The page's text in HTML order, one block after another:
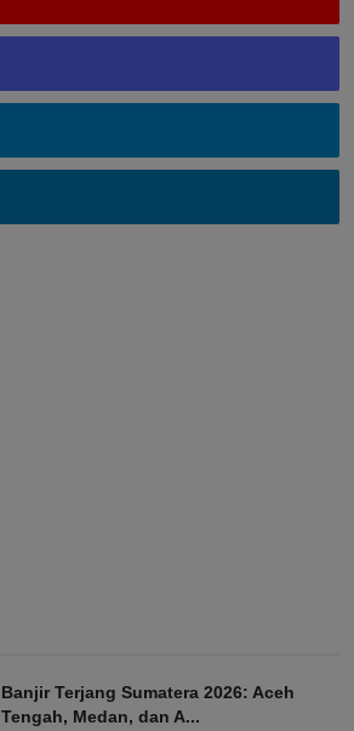
Banjir Terjang Sumatera 2026: Aceh
Tengah, Medan, dan A...